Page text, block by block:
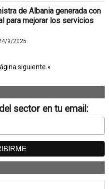
de Albania generada con
para mejorar los servicios
9/2025
siguiente »
sector en tu email: